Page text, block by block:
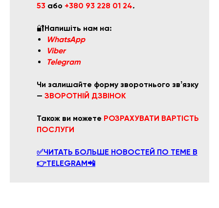
53 або +380 93 228 01 24.
🔐Напишіть нам на:
WhatsApp
Viber
Telegram
Чи залишайте форму зворотнього звʼязку
— ЗВОРОТНІЙ ДЗВІНОК
Також ви можете РОЗРАХУВАТИ ВАРТІСТЬ
ПОСЛУГИ
✅ЧИТАТЬ БОЛЬШЕ НОВОСТЕЙ ПО ТЕМЕ В
👉TELEGRAM📲